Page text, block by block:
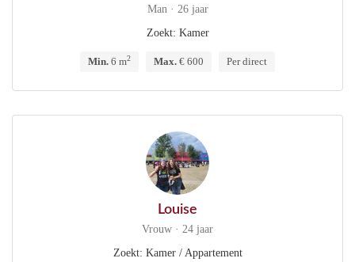
Man · 26 jaar
Zoekt: Kamer
Min. 6 m2 Max. € 600 Per direct
Louise
Vrouw · 24 jaar
Zoekt: Kamer / Appartement